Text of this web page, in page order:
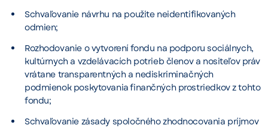
Schvaľovanie návrhu na použite neidentifikovaných
odmien;
Rozhodovanie o vytvorení fondu na podporu sociálnych,
kultúrnych a vzdelávacích potrieb členov a nositeľov práv
vrátane transparentných a nediskriminačných
podmienok poskytovania finančných prostriedkov z tohto
fondu;
Schvaľovanie zásady spoločného zhodnocovania príjmov